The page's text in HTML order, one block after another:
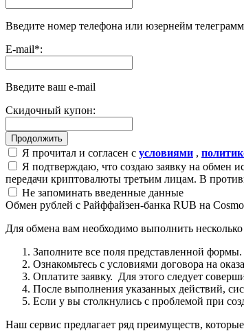
Введите номер телефона или юзернейм
E-mail*:
Введите ваш e-mail
Скидочный купон:
Я прочитал и согласен с условиями ,
Я подтверждаю, что создаю заявку на обмен
передачи криптовалюты третьим лицам. В
Не запоминать введенные данные
Обмен рублей с Райффайзен-банка RUB на
Для обмена вам необходимо выполнить
Заполните все поля представленной
Ознакомьтесь с условиями договора на
Оплатите заявку. Для этого следует
После выполнения указанных действий,
Если у вы столкнулись с проблемой при
Наш сервис предлагает ряд преимуществ,